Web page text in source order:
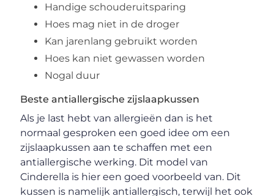
Handige schouderuitsparing
Hoes mag niet in de droger
Kan jarenlang gebruikt worden
Hoes kan niet gewassen worden
Nogal duur
Beste antiallergische zijslaapkussen
Als je last hebt van allergieën dan is het
normaal gesproken een goed idee om een
zijslaapkussen aan te schaffen met een
antiallergische werking. Dit model van
Cinderella is hier een goed voorbeeld van. Dit
kussen is namelijk antiallergisch, terwijl het ook